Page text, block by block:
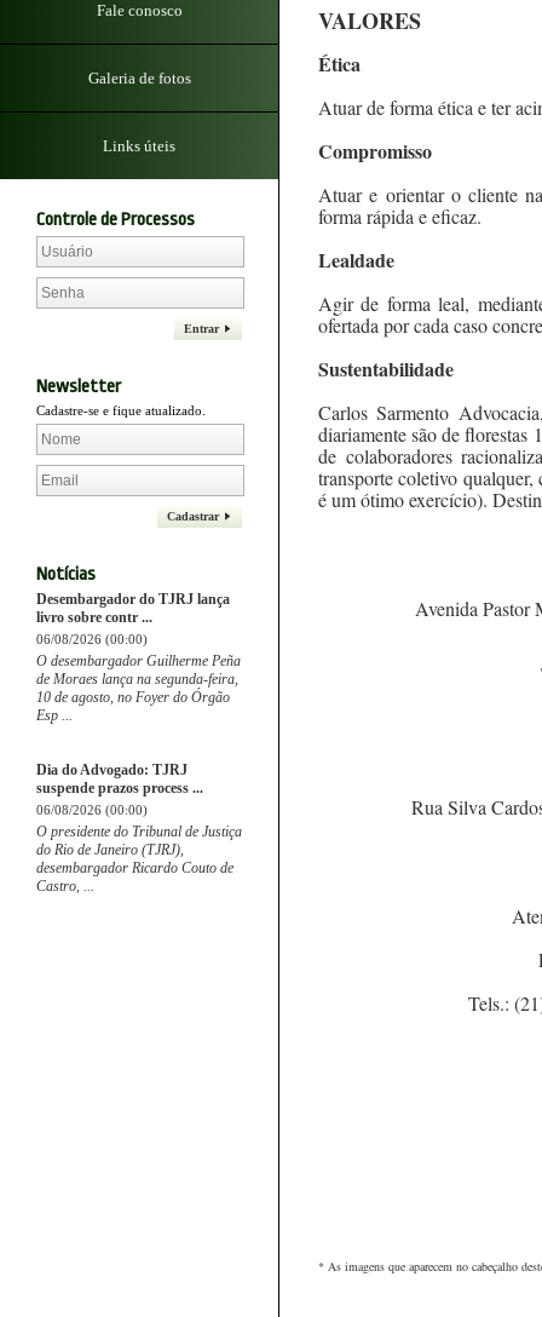
Fale conosco
Galeria de fotos
Links úteis
Controle de Processos
Entrar
Newsletter
Cadastre-se e fique atualizado.
Cadastrar
Notícias
Desembargador do TJRJ lança
livro sobre contr ...
06/08/2026 (00:00)
O desembargador Guilherme Peña
de Moraes lança na segunda-feira,
10 de agosto, no Foyer do Órgão
Esp ...
Dia do Advogado: TJRJ
suspende prazos process ...
06/08/2026 (00:00)
O presidente do Tribunal de Justiça
do Rio de Janeiro (TJRJ),
desembargador Ricardo Couto de
Castro, ...
VALORES
Ética
Atuar de forma ética e ter
Compromisso
Atuar e orientar o cliente
forma rápida e eficaz.
Lealdade
Agir de forma leal,
ofertada por cada caso
Sustentabilidade
Carlos Sarmento
diariamente são de florestas
de colaboradores
transporte coletivo qualquer,
é um ótimo exercício).
Avenida
Rua Silva
Tels.:
* As imagens que aparecem no cabeçalho